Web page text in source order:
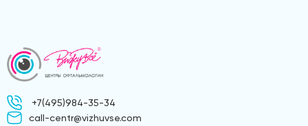
+7(495)984-35-34
call-centr@vizhuvse.com